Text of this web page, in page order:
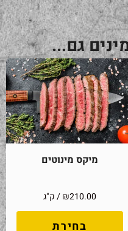
גם...
מיקס מינוטים
₪210.00 / ק"ג
בחירת